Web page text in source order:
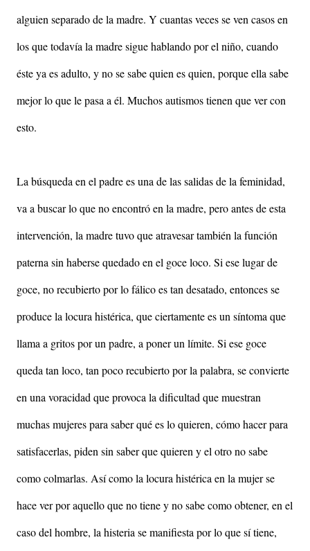
alguien separado de la madre. Y cuantas veces se ven casos en
los que todavía la madre sigue hablando por el niño, cuando
éste ya es adulto, y no se sabe quien es quien, porque ella sabe
mejor lo que le pasa a él. Muchos autismos tienen que ver con
esto.
La búsqueda en el padre es una de las salidas de la feminidad,
va a buscar lo que no encontró en la madre, pero antes de esta
intervención, la madre tuvo que atravesar también la función
paterna sin haberse quedado en el goce loco. Si ese lugar de
goce, no recubierto por lo fálico es tan desatado, entonces se
produce la locura histérica, que ciertamente es un síntoma que
llama a gritos por un padre, a poner un límite. Si ese goce
queda tan loco, tan poco recubierto por la palabra, se convierte
en una voracidad que provoca la dificultad que muestran
muchas mujeres para saber qué es lo quieren, cómo hacer para
satisfacerlas, piden sin saber que quieren y el otro no sabe
como colmarlas. Así como la locura histérica en la mujer se
hace ver por aquello que no tiene y no sabe como obtener, en el
caso del hombre, la histeria se manifiesta por lo que sí tiene,